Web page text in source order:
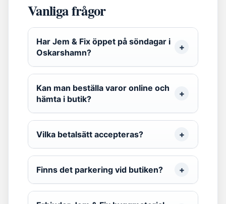
Vanliga frågor
Har Jem & Fix öppet på söndagar i
Oskarshamn?
Kan man beställa varor online och
hämta i butik?
Vilka betalsätt accepteras?
Finns det parkering vid butiken?